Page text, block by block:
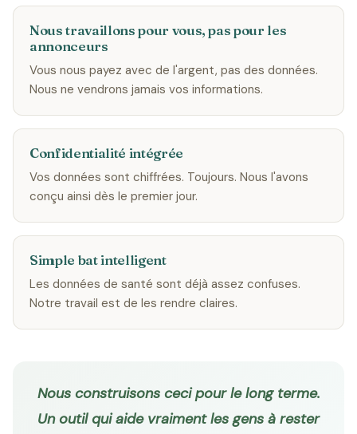
Nous travaillons pour vous, pas pour les
annonceurs
Vous nous payez avec de l'argent, pas des données.
Nous ne vendrons jamais vos informations.
Confidentialité intégrée
Vos données sont chiffrées. Toujours. Nous l'avons
conçu ainsi dès le premier jour.
Simple bat intelligent
Les données de santé sont déjà assez confuses.
Notre travail est de les rendre claires.
Nous construisons ceci pour le long terme.
Un outil qui aide vraiment les gens à rester